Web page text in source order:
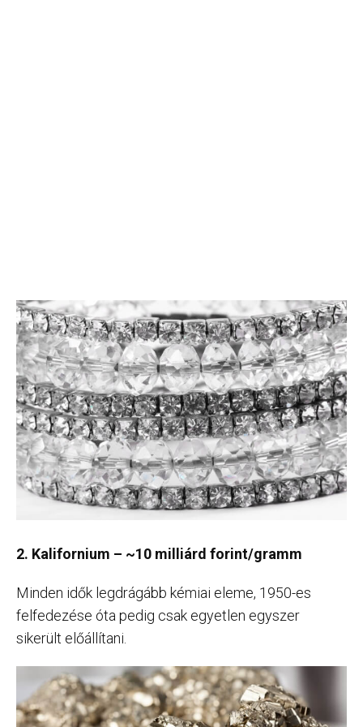
2. Kalifornium – ~10 milliárd forint/gramm
Minden idők legdrágább kémiai eleme, 1950-es
felfedezése óta pedig csak egyetlen egyszer
sikerült előállítani.